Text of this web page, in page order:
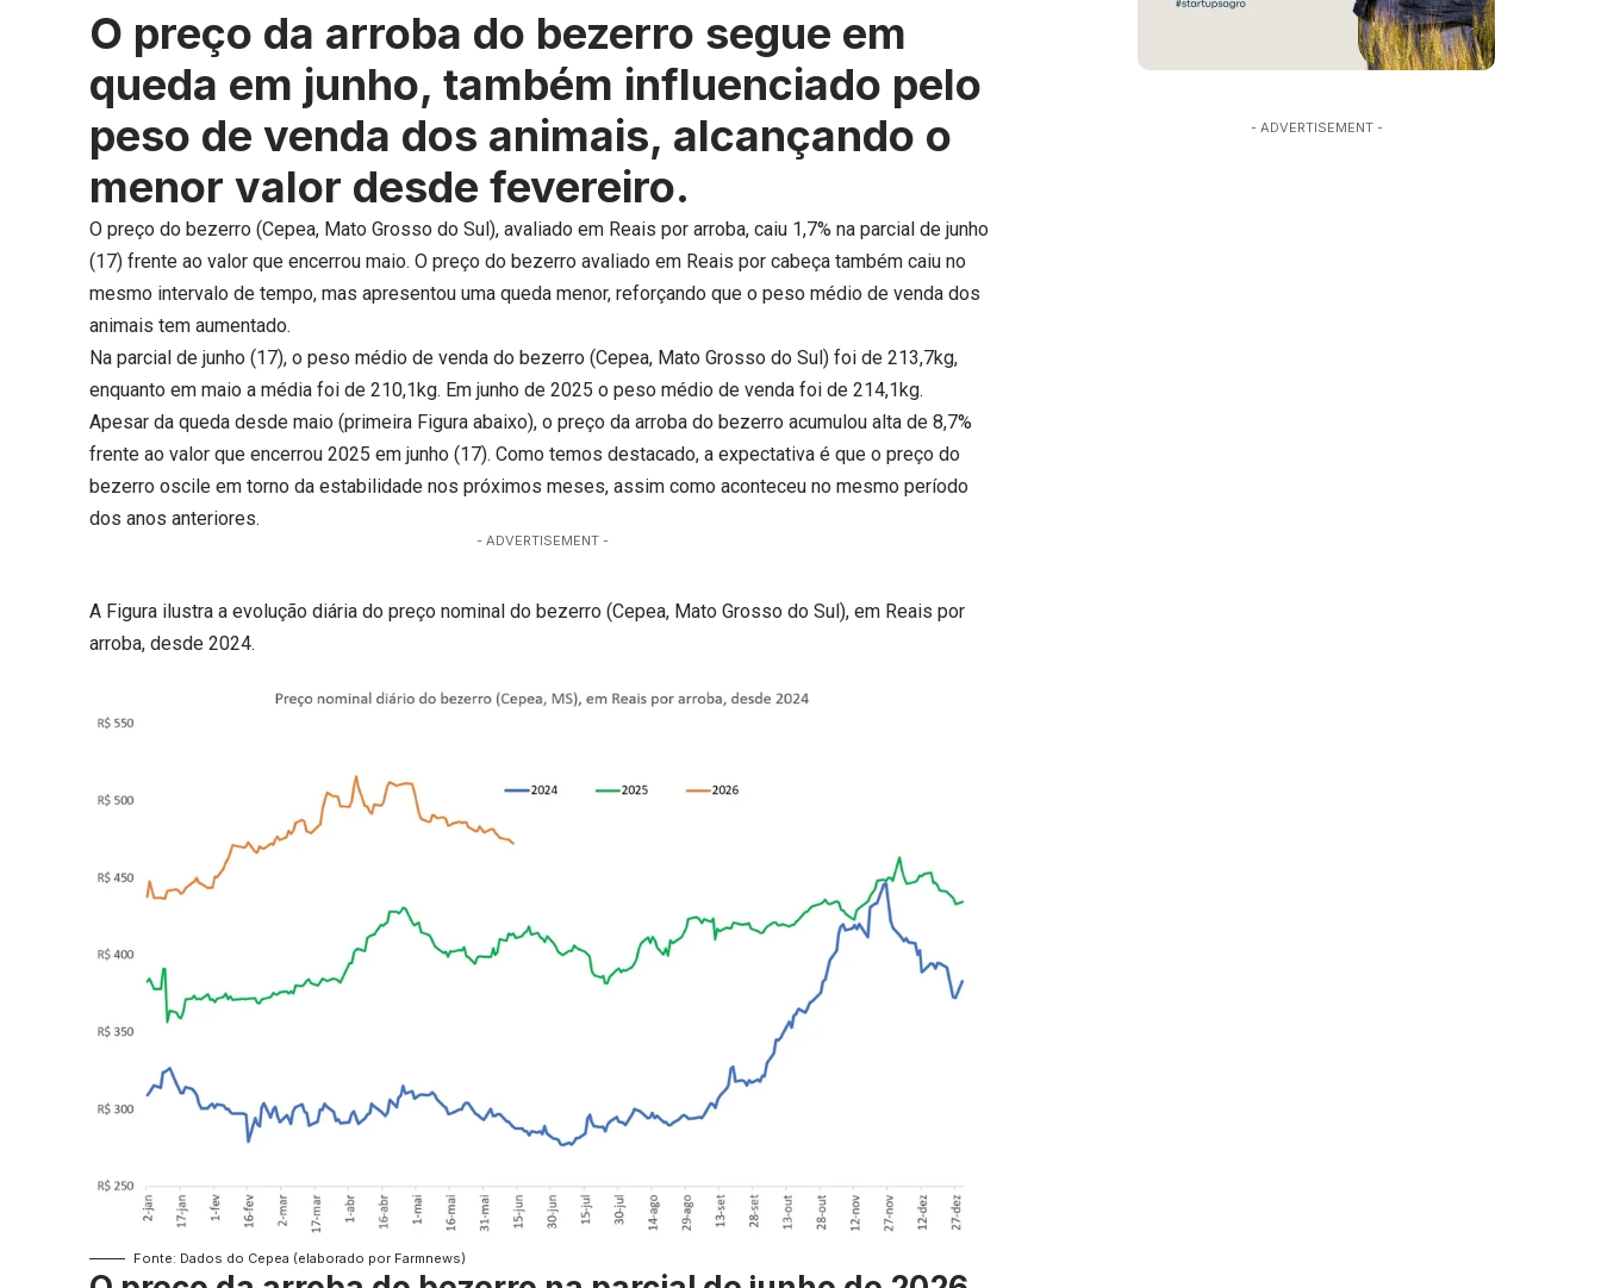
O preço da arroba do bezerro segue em
queda em junho, também influenciado pelo
peso de venda dos animais, alcançando o
menor valor desde fevereiro.
O preço do bezerro (Cepea, Mato Grosso do Sul), avaliado em Reais por arroba, caiu 1,7% na parcial de junho
(17) frente ao valor que encerrou maio. O preço do bezerro avaliado em Reais por cabeça também caiu no
mesmo intervalo de tempo, mas apresentou uma queda menor, reforçando que o peso médio de venda dos
animais tem aumentado.
Na parcial de junho (17), o peso médio de venda do bezerro (Cepea, Mato Grosso do Sul) foi de 213,7kg,
enquanto em maio a média foi de 210,1kg. Em junho de 2025 o peso médio de venda foi de 214,1kg.
Apesar da queda desde maio (primeira Figura abaixo), o preço da arroba do bezerro acumulou alta de 8,7%
frente ao valor que encerrou 2025 em junho (17). Como temos destacado, a expectativa é que o preço do
bezerro oscile em torno da estabilidade nos próximos meses, assim como aconteceu no mesmo período
dos anos anteriores.
- ADVERTISEMENT -
A Figura ilustra a evolução diária do preço nominal do bezerro (Cepea, Mato Grosso do Sul), em Reais por
arroba, desde 2024.
Fonte: Dados do Cepea (elaborado por Farmnews)
- ADVERTISEMENT -